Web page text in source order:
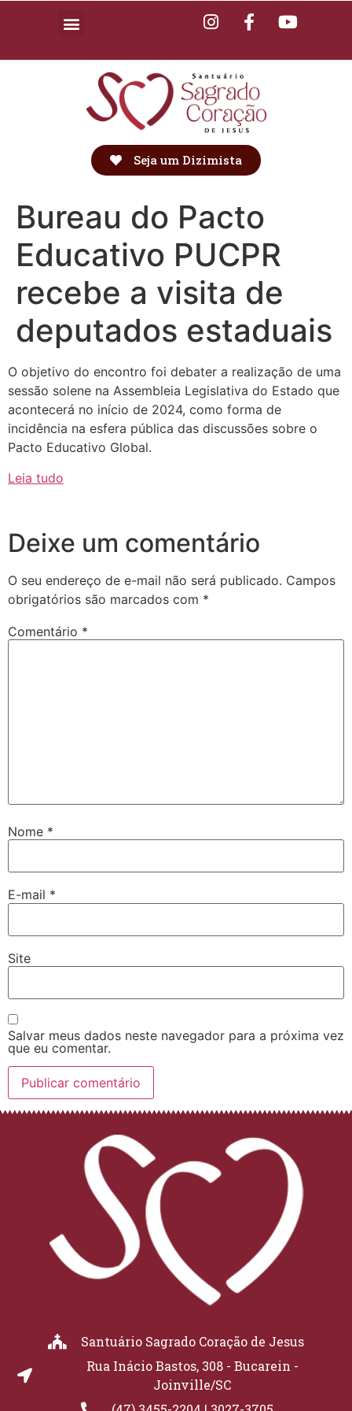
Seja um Dizimista
Bureau do Pacto
Educativo PUCPR
recebe a visita de
deputados estaduais
O objetivo do encontro foi debater a realização de uma
sessão solene na Assembleia Legislativa do Estado que
acontecerá no início de 2024, como forma de
incidência na esfera pública das discussões sobre o
Pacto Educativo Global.
Leia tudo
Deixe um comentário
O seu endereço de e-mail não será publicado. Campos
obrigatórios são marcados com *
Comentário *
Nome *
E-mail *
Site
Salvar meus dados neste navegador para a próxima vez
que eu comentar.
Santuário Sagrado Coração de Jesus
Rua Inácio Bastos, 308 - Bucarein -
Joinville/SC